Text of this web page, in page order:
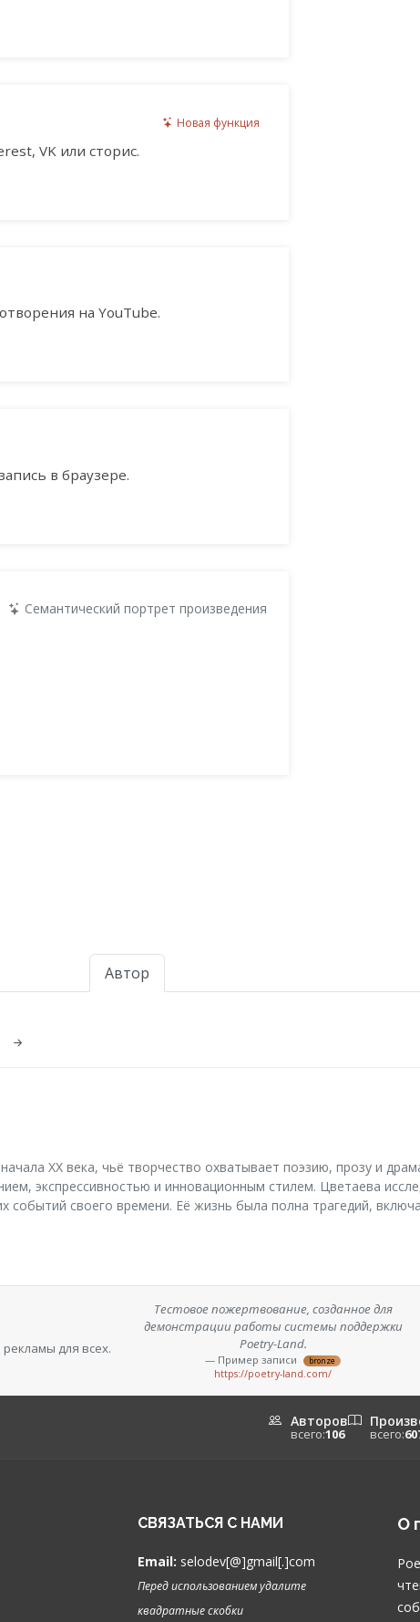
Новая функция
VK или сторис.
на YouTube.
в браузере.
Семантический портрет произведения
Автор
XX века, чьё творчество охватывает поэзию, прозу и
экспрессивностью и инновационным стилем. Цветаева
событий своего времени. Её жизнь была полна трагедий,
для всех.
Тестовое пожертвование, созданное для
демонстрации работы системы поддержки
Poetry-Land.
— Пример записи bronze
https://poetry-land.com/
Авторов
всего:106 всего:
СВЯЗАТЬСЯ С НАМИ
Email: selodev[@]gmail[.]com
Перед использованием удалите
квадратные скобки
О